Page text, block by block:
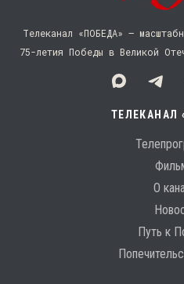
Телеканал «ПОБЕДА» —
75-летия Победы в Великой
ТЕЛЕКАНАЛ
О
Путь к